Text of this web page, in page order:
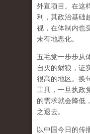
外宣项目。在这
利，其政治基础
视，在体制内也
未有地恶化。
五毛党一步步从
自灭的豺狼，证
很高的地区。换
工具，一旦执政
的需求就会降低
之退去。
以中国今日的传